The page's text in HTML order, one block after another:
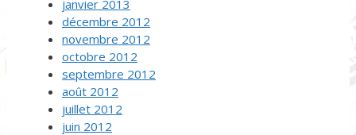
janvier 2013
décembre 2012
novembre 2012
octobre 2012
septembre 2012
août 2012
juillet 2012
juin 2012